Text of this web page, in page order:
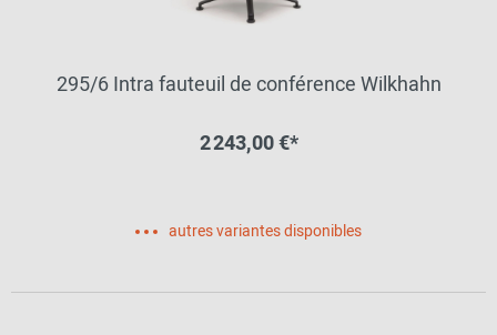
295/6 Intra fauteuil de conférence Wilkhahn
2 243,00 €*
autres variantes disponibles